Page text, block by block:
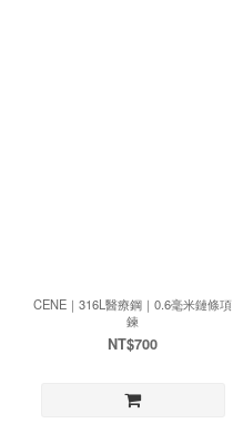
CENE｜316L醫療鋼｜0.6毫米鏈條項
鍊
NT$700